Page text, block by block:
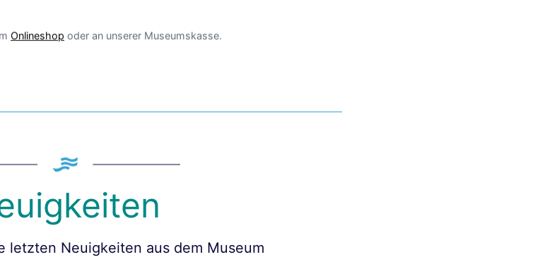
Onlineshop oder an unserer Museumskasse.
letzten Neuigkeiten aus dem Museum